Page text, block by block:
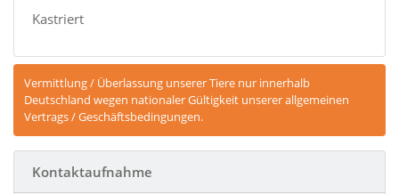
Kastriert
Vermittlung / Überlassung unserer Tiere nur innerhalb
Deutschland wegen nationaler Gültigkeit unserer allgemeinen
Vertrags / Geschäftsbedingungen.
Kontaktaufnahme